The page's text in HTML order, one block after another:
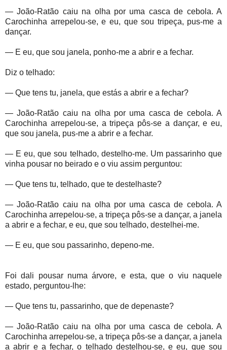
— João-Ratão caiu na olha por uma casca de cebola. A
Carochinha arrepelou-se, e eu, que sou tripeça, pus-me a
dançar.
— E eu, que sou janela, ponho-me a abrir e a fechar.
Diz o telhado:
— Que tens tu, janela, que estás a abrir e a fechar?
— João-Ratão caiu na olha por uma casca de cebola. A
Carochinha arrepelou-se, a tripeça pôs-se a dançar, e eu,
que sou janela, pus-me a abrir e a fechar.
— E eu, que sou telhado, destelho-me. Um passarinho que
vinha pousar no beirado e o viu assim perguntou:
— Que tens tu, telhado, que te destelhaste?
— João-Ratão caiu na olha por uma casca de cebola. A
Carochinha arrepelou-se, a tripeça pôs-se a dançar, a janela
a abrir e a fechar, e eu, que sou telhado, destelhei-me.
— E eu, que sou passarinho, depeno-me.
Foi dali pousar numa árvore, e esta, que o viu naquele
estado, perguntou-lhe:
— Que tens tu, passarinho, que de depenaste?
— João-Ratão caiu na olha por uma casca de cebola. A
Carochinha arrepelou-se, a tripeça pôs-se a dançar, a janela
a abrir e a fechar, o telhado destelhou-se, e eu, que sou